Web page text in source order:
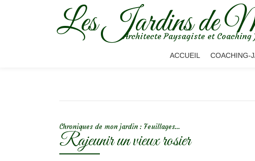
Les Jardins de
Architecte Paysagiste et Coaching
ACCUEIL COACHING-
Chroniques de mon jardin : Feuillages…
Rajeunir un vieux rosier